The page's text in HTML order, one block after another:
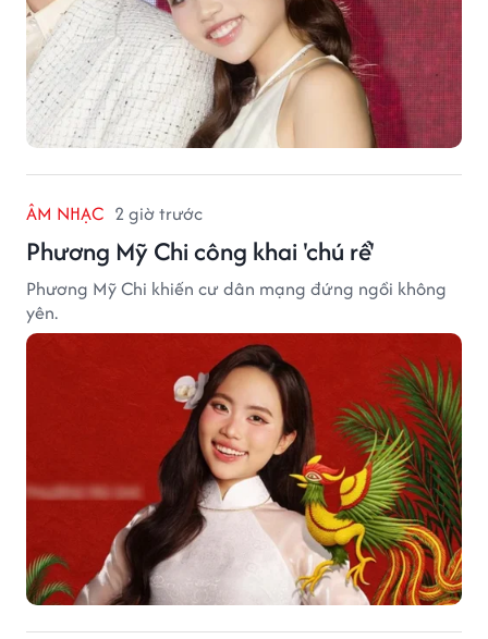
ÂM NHẠC 2 giờ trước
Phương Mỹ Chi công khai 'chú rể'
Phương Mỹ Chi khiến cư dân mạng đứng ngồi không
yên.